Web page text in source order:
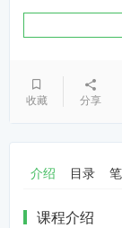
收藏 分享
介绍 目录
课程介绍